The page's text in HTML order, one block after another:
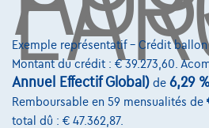
Exemple représentatif – Crédit ballon
Montant du crédit : € 39.273,60.
Annuel Effectif Global) de 6,29
Remboursable en 59 mensualités de
total dû : € 47.362,87.